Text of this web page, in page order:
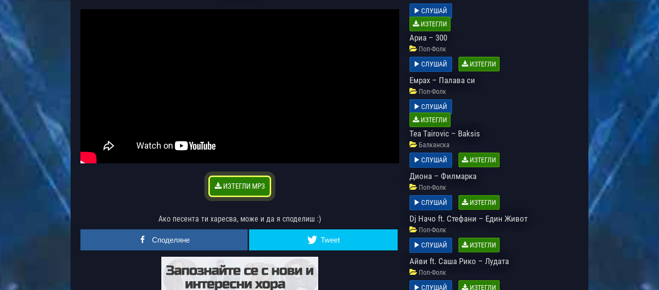
ИЗТЕГЛИ MP3
Ако песента ти харесва, може и да я споделиш :)
Споделяне Tweet
СЛУШАЙ
ИЗТЕГЛИ
Ариа – 300
Поп-Фолк
СЛУШАЙ
ИЗТЕГЛИ
Емрах – Палава си
Поп-Фолк
СЛУШАЙ
ИЗТЕГЛИ
Tea Tairovic – Baksis
Балканска
СЛУШАЙ
ИЗТЕГЛИ
Диона – Филмарка
Поп-Фолк
СЛУШАЙ
ИЗТЕГЛИ
Dj Начо ft. Стефани – Един Живот
Поп-Фолк
СЛУШАЙ
ИЗТЕГЛИ
Айви ft. Саша Рико – Лудата
Поп-Фолк
СЛУШАЙ
ИЗТЕГЛИ